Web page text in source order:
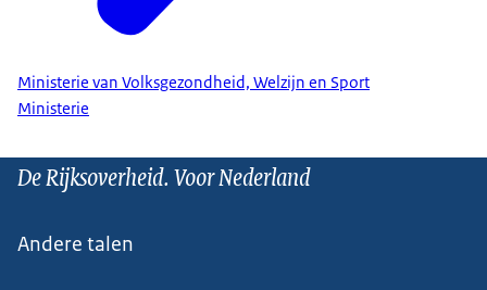
Ministerie van Volksgezondheid, Welzijn en Sport
Ministerie
De Rijksoverheid. Voor Nederland
Andere talen